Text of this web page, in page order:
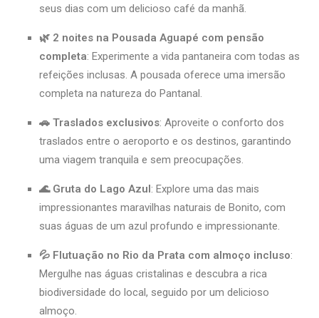
seus dias com um delicioso café da manhã.
🌿 2 noites na Pousada Aguapé com pensão
completa: Experimente a vida pantaneira com todas as
refeições inclusas. A pousada oferece uma imersão
completa na natureza do Pantanal.
🚗 Traslados exclusivos: Aproveite o conforto dos
traslados entre o aeroporto e os destinos, garantindo
uma viagem tranquila e sem preocupações.
🌊 Gruta do Lago Azul: Explore uma das mais
impressionantes maravilhas naturais de Bonito, com
suas águas de um azul profundo e impressionante.
💦 Flutuação no Rio da Prata com almoço incluso:
Mergulhe nas águas cristalinas e descubra a rica
biodiversidade do local, seguido por um delicioso
almoço.